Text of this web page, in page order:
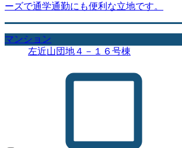
ーズで通学通勤にも便利な立地です。
マンション
左近山団地４－１６号棟